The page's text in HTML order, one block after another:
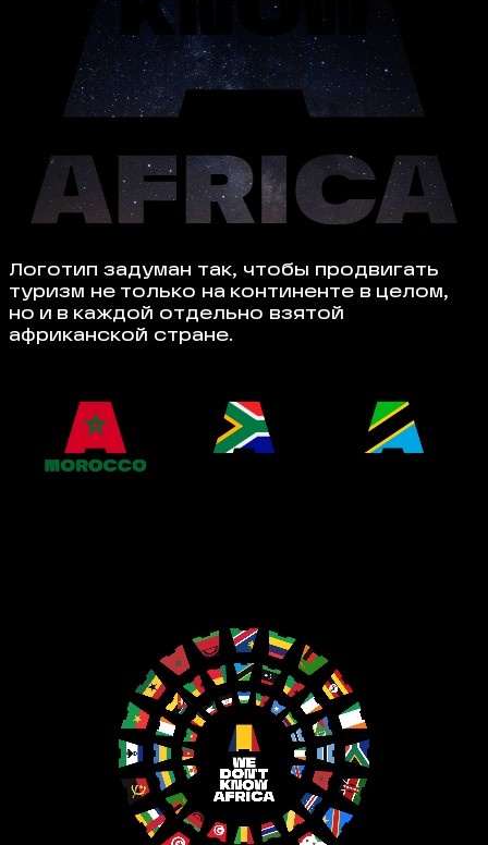
Логотип задуман так, чтобы продвигать
туризм не только на континенте в целом,
но и в каждой отдельно взятой
африканской стране.